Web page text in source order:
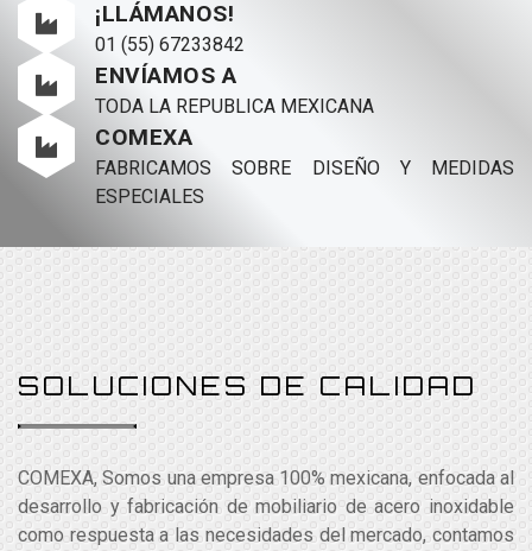
¡LLÁMANOS!
01 (55) 67233842
ENVÍAMOS A
TODA LA REPUBLICA MEXICANA
COMEXA
FABRICAMOS SOBRE DISEÑO Y MEDIDAS
ESPECIALES
SOLUCIONES DE CALIDAD
COMEXA, Somos una empresa 100% mexicana, enfocada al
desarrollo y fabricación de mobiliario de acero inoxidable
como respuesta a las necesidades del mercado, contamos